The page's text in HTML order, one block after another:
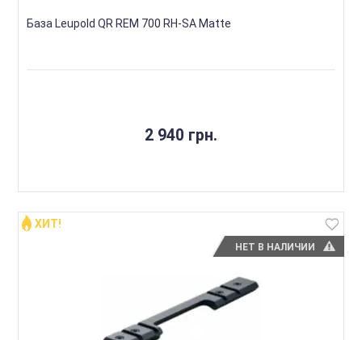
База Leupold QR REM 700 RH-SA Matte
2 940 грн.
НЕТ В НАЛИЧИИ
ХИТ!